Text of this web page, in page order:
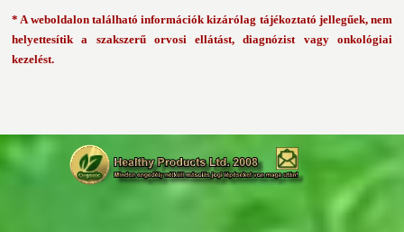
* A weboldalon található információk kizárólag tájékoztató jellegűek, nem
helyettesítik a szakszerű orvosi ellátást, diagnózist vagy onkológiai
kezelést.